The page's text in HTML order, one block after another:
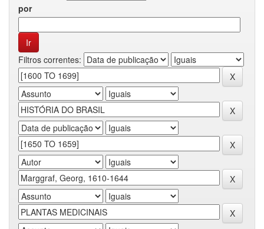
por
Filtros correntes: